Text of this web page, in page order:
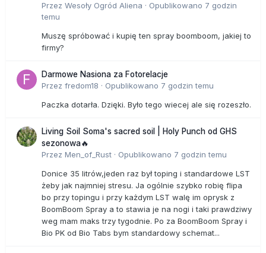
Przez Wesoły Ogród Aliena · Opublikowano 7 godzin
temu
Muszę spróbować i kupię ten spray boomboom, jakiej to
firmy?
Darmowe Nasiona za Fotorelacje
Przez fredom18 · Opublikowano 7 godzin temu
Paczka dotarła. Dzięki. Było tego wiecej ale się rozeszło.
Living Soil Soma's sacred soil | Holy Punch od GHS
sezonowa🔥
Przez Men_of_Rust · Opublikowano 7 godzin temu
Donice 35 litrów,jeden raz był toping i standardowe LST
żeby jak najmniej stresu. Ja ogólnie szybko robię flipa
bo przy topingu i przy każdym LST walę im oprysk z
BoomBoom Spray a to stawia je na nogi i taki prawdziwy
weg mam maks trzy tygodnie. Po za BoomBoom Spray i
Bio PK od Bio Tabs bym standardowy schemat...